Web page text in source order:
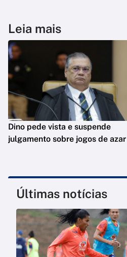
Leia mais
Dino pede vista e suspende
julgamento sobre jogos de azar
Últimas notícias